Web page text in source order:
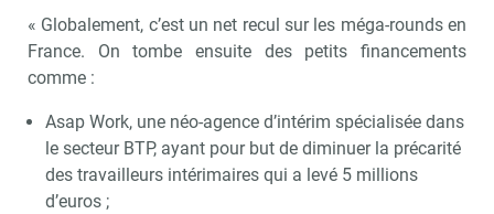
« Globalement, c’est un net recul sur les méga-rounds en
France. On tombe ensuite des petits financements
comme :
Asap Work, une néo-agence d’intérim spécialisée dans
le secteur BTP, ayant pour but de diminuer la précarité
des travailleurs intérimaires qui a levé 5 millions
d’euros ;